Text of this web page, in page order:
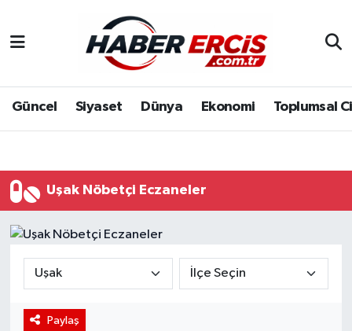
Güncel Siyaset Dünya Ekonomi Toplumsal
Uşak Nöbetçi Eczaneler
Paylaş